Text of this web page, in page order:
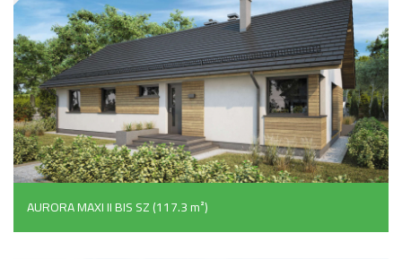
AURORA MAXI II BIS SZ (117.3 m²)